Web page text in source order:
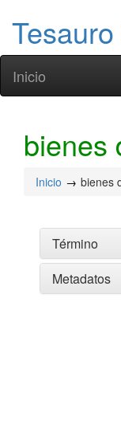
Inicio
bienes
Inicio bienes
Término
Metadatos